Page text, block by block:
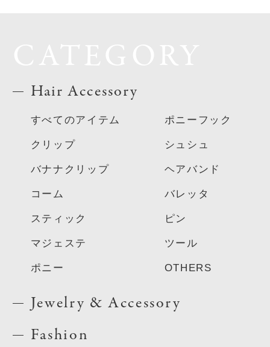
Hair Accessory
すべてのアイテム
クリップ
バナナクリップ
コーム
スティック
マジェステ
ポニー
ポニーフック
シュシュ
ヘアバンド
バレッタ
ピン
ツール
OTHERS
Jewelry & Accessory
Fashion